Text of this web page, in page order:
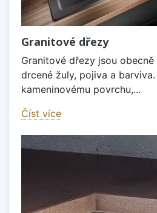
Granitové dřezy
Granitové dřezy jsou
drcené žuly, pojiva a
kameninovému povrchu,...
Číst více